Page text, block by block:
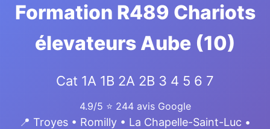
Formation R489 Chariots
élevateurs Aube (10)
Cat 1A 1B 2A 2B 3 4 5 6 7
4.9/5 ⭐ 244 avis Google
📍 Troyes • Romilly • La Chapelle-Saint-Luc •